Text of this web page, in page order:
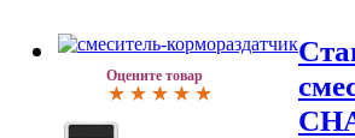
Оцените товар